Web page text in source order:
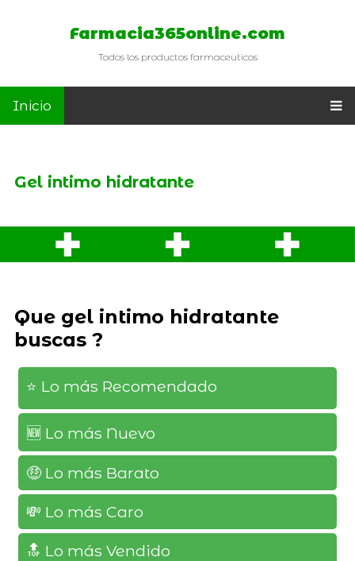
Farmacia365online.com
Todos los productos farmaceuticos
Inicio
Gel intimo hidratante
Que gel intimo hidratante
buscas ?
⭐️ Lo más Recomendado
🆕️ Lo más Nuevo
🤑 Lo más Barato
💸 Lo más Caro
🔝 Lo más Vendido